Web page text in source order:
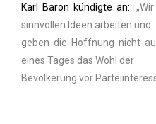
Karl Baron kündigte an:
sinnvollen Ideen arbeiten und
geben die Hoffnung nicht
eines Tages das Wohl der
Bevölkerung vor